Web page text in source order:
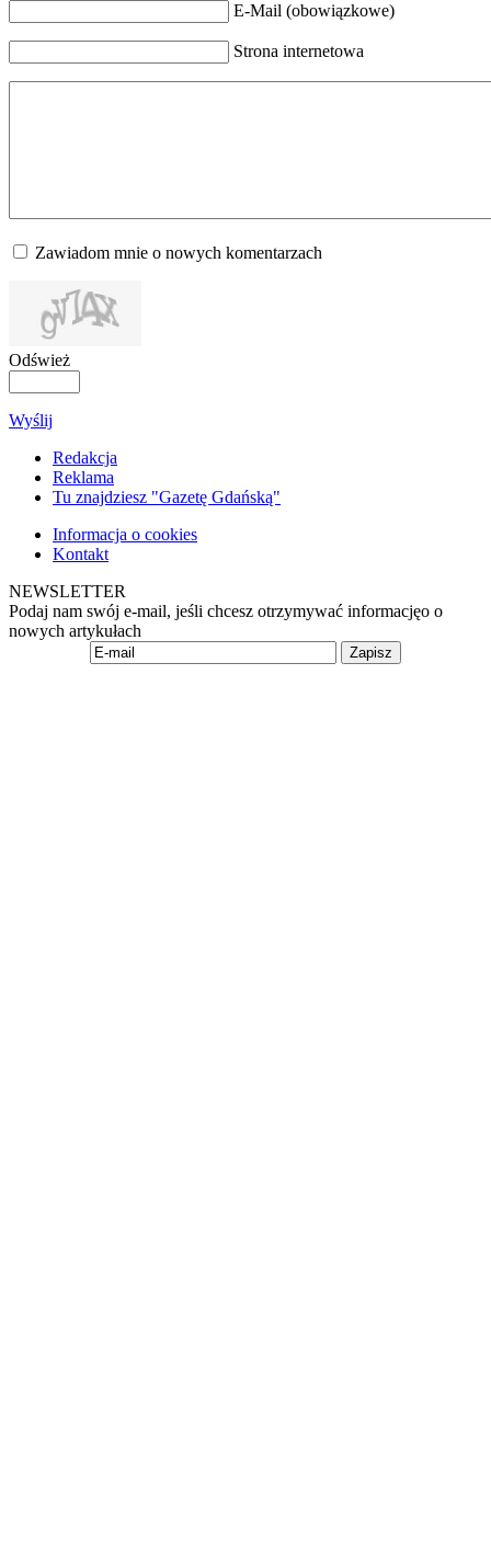
E-Mail (obowiązkowe)
Strona internetowa
Zawiadom mnie o nowych komentarzach
Odśwież
Wyślij
Redakcja
Reklama
Tu znajdziesz "Gazetę Gdańską"
Informacja o cookies
Kontakt
NEWSLETTER
Podaj nam swój e-mail, jeśli chcesz otrzymywać informacjęo o
nowych artykułach
Zapisz